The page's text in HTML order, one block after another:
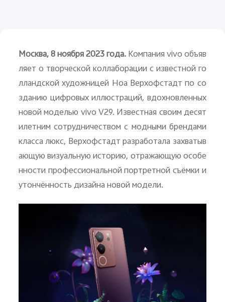
Москва, 8 ноября 2023 года.Компанияvivoобъяв
ляет о творческой коллаборации с известной го
лландской художницей Ноа Верхофстадт по со
зданию цифровых иллюстраций, вдохновленных
новой моделью vivoV29. Известная своим десят
илетним сотрудничеством с модными брендами
класса люкс, Верхофстадт разработала захватыв
ающую визуальную историю, отражающую особе
нности профессиональной портретной съёмки и
утончённость дизайна новой модели.